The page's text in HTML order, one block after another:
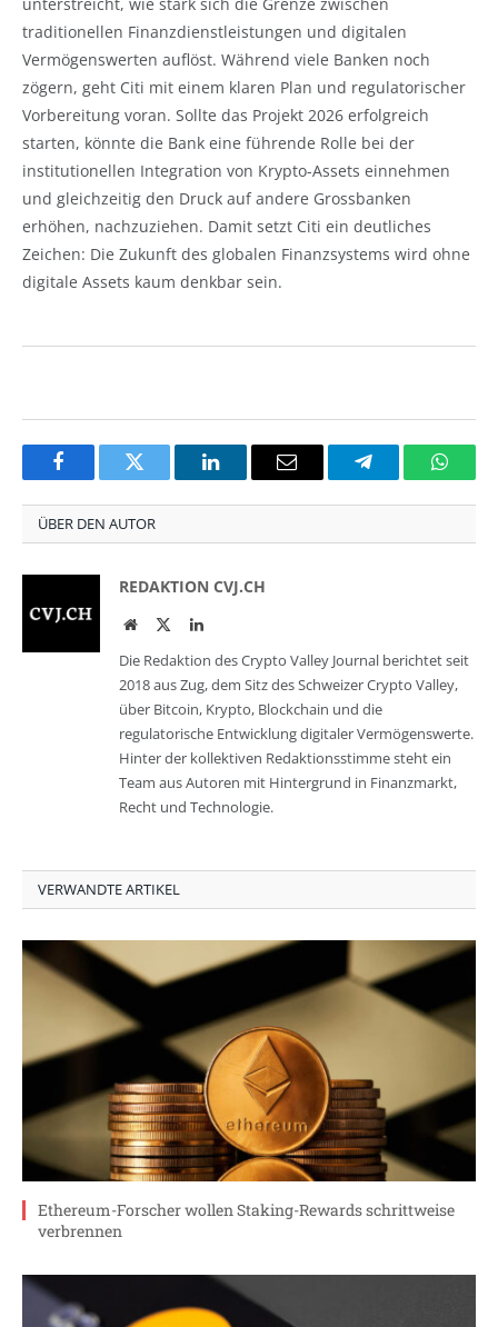
traditionellen Finanzdienstleistungen und digitalen
Vermögenswerten auflöst. Während viele Banken noch
zögern, geht Citi mit einem klaren Plan und regulatorischer
Vorbereitung voran. Sollte das Projekt 2026 erfolgreich
starten, könnte die Bank eine führende Rolle bei der
institutionellen Integration von Krypto-Assets einnehmen
und gleichzeitig den Druck auf andere Grossbanken
erhöhen, nachzuziehen. Damit setzt Citi ein deutliches
Zeichen: Die Zukunft des globalen Finanzsystems wird ohne
digitale Assets kaum denkbar sein.
FacebookTwitter LinkedInEmail Telegram
ÜBER DEN AUTOR
REDAKTION CVJ.CH
WebsiteTwitterLinkedIn
Die Redaktion des Crypto Valley Journal berichtet seit
2018 aus Zug, dem Sitz des Schweizer Crypto Valley,
über Bitcoin, Krypto, Blockchain und die
regulatorische Entwicklung digitaler Vermögenswerte.
Hinter der kollektiven Redaktionsstimme steht ein
Team aus Autoren mit Hintergrund in Finanzmarkt,
Recht und Technologie.
VERWANDTE ARTIKEL
Ethereum-Forscher wollen Staking-Rewards schrittweise
verbrennen